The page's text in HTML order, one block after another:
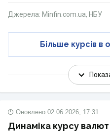
Більше курсів в
Джерела: Minfin.com.ua, НБУ
Динаміка курсу
Оновлено 02.06.2026, 17:31